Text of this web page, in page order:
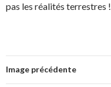
pas les réalités terrestres !
Image précédente